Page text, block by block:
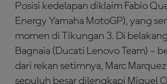
Posisi kedelapan diklaim Fabio
Energy Yamaha MotoGP), yang
momen di Tikungan 3. Di
Bagnaia (Ducati Lenovo Team) –
dari rekan setimnya, Marc
sepuluh besar dilengkapi Miguel